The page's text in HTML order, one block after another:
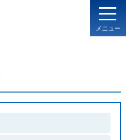
メニュー